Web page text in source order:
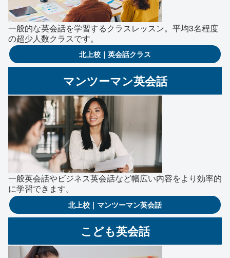
一般的な英会話を学習するクラスレッスン。平均3名程度
の超少人数クラスです。
北上校｜英会話クラス
マンツーマン英会話
一般英会話やビジネス英会話など幅広い内容をより効率的
に学習できます。
北上校｜マンツーマン英会話
こども英会話